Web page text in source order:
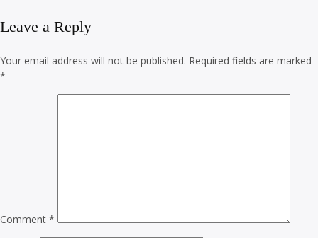
Leave a Reply
Your email address will not be published. Required fields are marked
*
Comment *